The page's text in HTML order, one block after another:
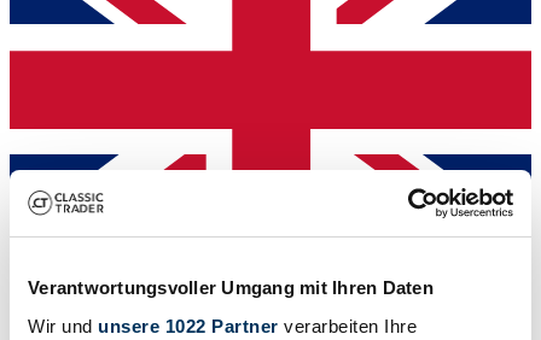
Verantwortungsvoller Umgang mit Ihren Daten
Wir und unsere 1022 Partner verarbeiten Ihre
Dealer